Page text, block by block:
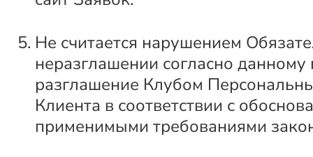
Не считается нарушением
неразглашении согласно данному
разглашение Клубом
Клиента в соответствии с
применимыми требованиями